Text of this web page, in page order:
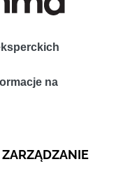
na
ZARZĄDZANIE